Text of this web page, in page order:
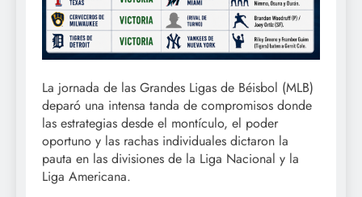
La jornada de las Grandes Ligas de Béisbol (MLB)
deparó una intensa tanda de compromisos donde
las estrategias desde el montículo, el poder
oportuno y las rachas individuales dictaron la
pauta en las divisiones de la Liga Nacional y la
Liga Americana.